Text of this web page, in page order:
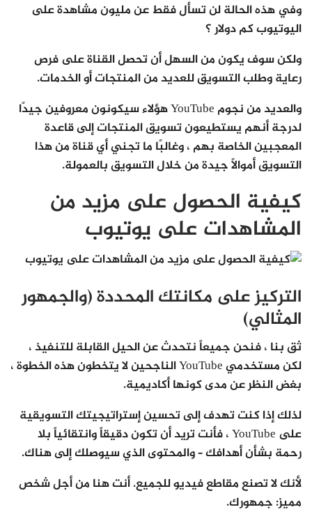
وفي هذه الحالة لن تسأل فقط عن مليون مشاهدة على
اليوتيوب كم دولار ؟
ولكن سوف يكون من السهل أن تحصل القناة على فرص
رعاية وطلب التسويق للعديد من المنتجات أو الخدمات.
والعديد من نجوم YouTube هؤلاء سيكونون معروفين جيدًا
لدرجة أنهم يستطيعون تسويق المنتجات إلى قاعدة
المعجبين الخاصة بهم ، وغالبًا ما تجني أي قناة من هذا
التسويق أموالًا جيدة من خلال التسويق بالعمولة.
كيفية الحصول على مزيد من
المشاهدات على يوتيوب
التركيز على مكانتك المحددة (والجمهور
المثالي)
ثق بنا ، فنحن جميعاً نتحدث عن الحيل القابلة للتنفيذ ،
لكن مستخدمي YouTube الناجحين لا يتخطون هذه الخطوة ،
بغض النظر عن مدى كونها أكاديمية.
لذلك إذا كنت تهدف إلى تحسين إستراتيجيتك التسويقية
على YouTube ، فأنت تريد أن تكون دقيقاً وانتقائياً بلا
رحمة بشأن أهدافك – والمحتوى الذي سيوصلك إلى هناك.
لأنك لا تصنع مقاطع فيديو للجميع. أنت هنا من أجل شخص
مميز: جمهورك.